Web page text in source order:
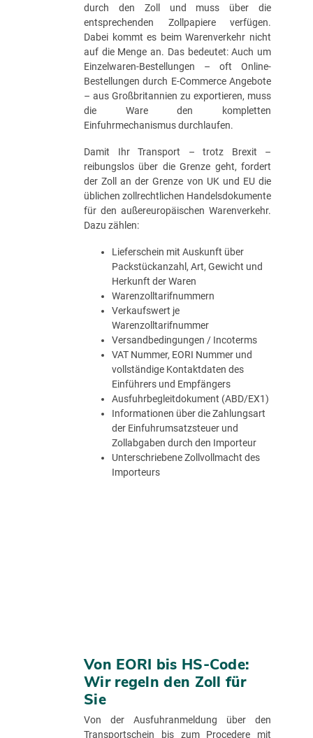
durch den Zoll und muss über die
entsprechenden Zollpapiere verfügen.
Dabei kommt es beim Warenverkehr nicht
auf die Menge an. Das bedeutet: Auch um
Einzelwaren-Bestellungen – oft Online-
Bestellungen durch E-Commerce Angebote
– aus Großbritannien zu exportieren, muss
die Ware den kompletten
Einfuhrmechanismus durchlaufen.
Damit Ihr Transport – trotz Brexit –
reibungslos über die Grenze geht, fordert
der Zoll an der Grenze von UK und EU die
üblichen zollrechtlichen Handelsdokumente
für den außereuropäischen Warenverkehr.
Dazu zählen:
Lieferschein mit Auskunft über
Packstückanzahl, Art, Gewicht und
Herkunft der Waren
Warenzolltarifnummern
Verkaufswert je
Warenzolltarifnummer
Versandbedingungen / Incoterms
VAT Nummer, EORI Nummer und
vollständige Kontaktdaten des
Einführers und Empfängers
Ausfuhrbegleitdokument (ABD/EX1)
Informationen über die Zahlungsart
der Einfuhrumsatzsteuer und
Zollabgaben durch den Importeur
Unterschriebene Zollvollmacht des
Importeurs
Von EORI bis HS-Code:
Wir regeln den Zoll für
Sie
Von der Ausfuhranmeldung über den
Transportschein bis zum Procedere mit